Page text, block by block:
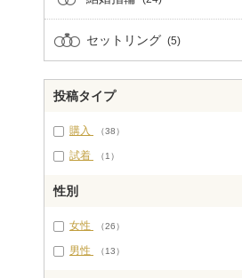
セットリング (5)
投稿タイプ
購入 （38）
試着 （1）
性別
女性 （26）
男性 （13）